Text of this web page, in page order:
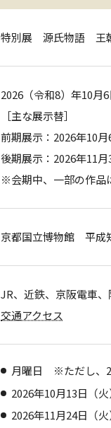
特別展 源氏物語 王
2026（令和8）年10月
［主な展示替］
前期展示：2026年10月
後期展示：2026年11月
※会期中、一部の作品
京都国立博物館 平成
JR、近鉄、京阪電車
交通アクセス
月曜日 ※ただし、
2026年10月13日（火
2026年11月24日（火